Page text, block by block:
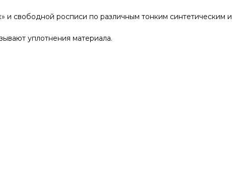
и свободной росписи по различным тонким синтетическим и
уплотнения материала.